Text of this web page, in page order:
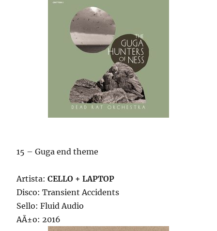
15 – Guga end theme
Artista:CELLO + LAPTOP
Disco: Transient Accidents
Sello: Fluid Audio
AÃ±o: 2016